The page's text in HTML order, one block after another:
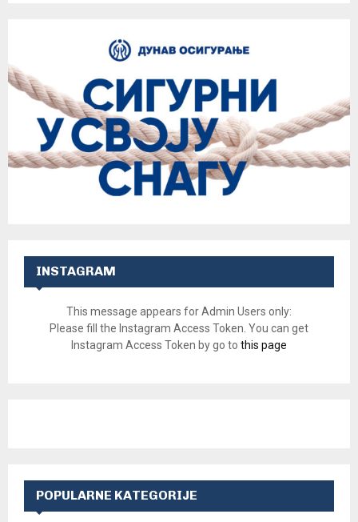
INSTAGRAM
This message appears for Admin Users only:
Please fill the Instagram Access Token. You can get
Instagram Access Token by go to this page
POPULARNE KATEGORIJE